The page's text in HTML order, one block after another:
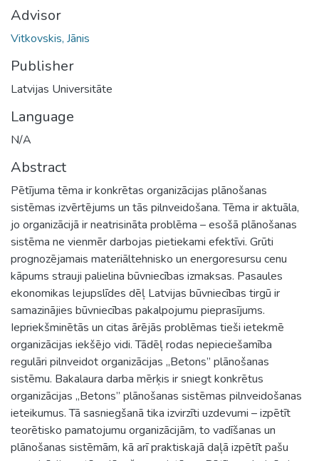
Advisor
Vitkovskis, Jānis
Publisher
Latvijas Universitāte
Language
N/A
Abstract
Pētījuma tēma ir konkrētas organizācijas plānošanas
sistēmas izvērtējums un tās pilnveidošana. Tēma ir aktuāla,
jo organizācijā ir neatrisināta problēma – esošā plānošanas
sistēma ne vienmēr darbojas pietiekami efektīvi. Grūti
prognozējamais materiāltehnisko un energoresursu cenu
kāpums strauji palielina būvniecības izmaksas. Pasaules
ekonomikas lejupslīdes dēļ Latvijas būvniecības tirgū ir
samazinājies būvniecības pakalpojumu pieprasījums.
Iepriekšminētās un citas ārējās problēmas tieši ietekmē
organizācijas iekšējo vidi. Tādēļ rodas nepieciešamība
regulāri pilnveidot organizācijas „Betons” plānošanas
sistēmu. Bakalaura darba mērķis ir sniegt konkrētus
organizācijas „Betons” plānošanas sistēmas pilnveidošanas
ieteikumus. Tā sasniegšanā tika izvirzīti uzdevumi – izpētīt
teorētisko pamatojumu organizācijām, to vadīšanas un
plānošanas sistēmām, kā arī praktiskajā daļā izpētīt pašu